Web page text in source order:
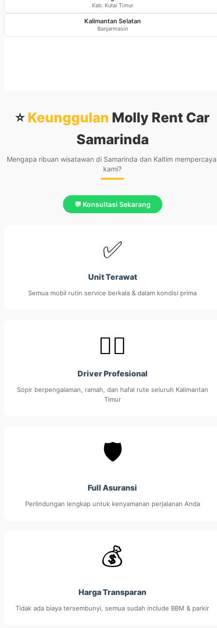
Kab. Kutai Timur
Kalimantan Selatan
Banjarmasin
⭐ Keunggulan Molly Rent Car
Samarinda
Mengapa ribuan wisatawan di Samarinda dan Kaltim
kami?
💬 Konsultasi Sekarang
✅
Unit Terawat
Semua mobil rutin service berkala & dalam kondisi prima
👨‍✈️
Driver Profesional
Sopir berpengalaman, ramah, dan hafal rute seluruh Kalimantan
Timur
🛡️
Full Asuransi
Perlindungan lengkap untuk kenyamanan perjalanan Anda
💰
Harga Transparan
Tidak ada biaya tersembunyi, semua sudah include BBM & parkir